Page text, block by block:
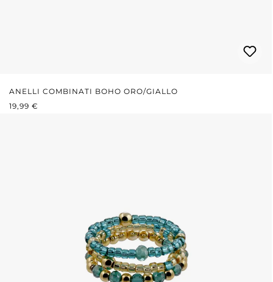
ANELLI COMBINATI BOHO ORO/GIALLO
PREZZO NORMALE:
19,99 €